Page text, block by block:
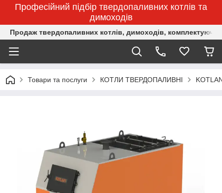
Професійний підбір твердопаливних котлів та
димоходів
Продаж твердопаливних котлів, димоходів,
Товари та послуги КОТЛИ ТВЕРДОПАЛИВНІ